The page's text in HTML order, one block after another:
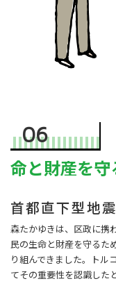
06
命と財産を守
首都直下型地
森たかゆきは、区政に携
民の生命と財産を守るた
り組んできました。トル
てその重要性を認識した